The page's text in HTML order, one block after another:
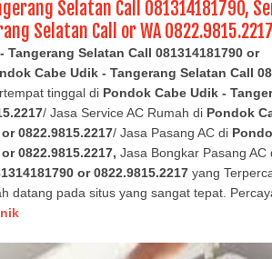
Selatan Call 081314181790,
Selatan Call or WA 0822.9815.2217
Selatan Call 081314181790 or
Cabe Udik - Tangerang Selatan Call
tinggal di Pondok Cabe Udik -
/ Jasa Service AC Rumah di Pondok
0822.9815.2217/ Jasa Pasang AC di
0822.9815.2217, Jasa Bongkar Pasang AC
or 0822.9815.2217 yang
datang pada situs yang sangat tepat.